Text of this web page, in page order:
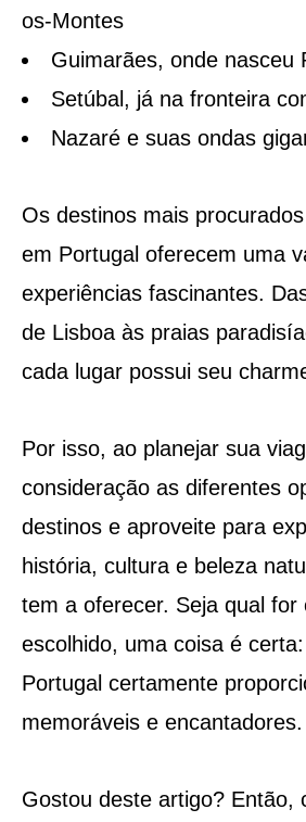
os-Montes
Guimarães, onde nasceu
Setúbal, já na fronteira
Nazaré e suas ondas
Os destinos mais
em Portugal oferecem uma
experiências fascinantes.
de Lisboa às praias
cada lugar possui seu
Por isso, ao planejar sua
consideração as diferentes
destinos e aproveite para
história, cultura e beleza
tem a oferecer. Seja qual for
escolhido, uma coisa é
Portugal certamente
memoráveis e encantadores.
Gostou deste artigo? Então,